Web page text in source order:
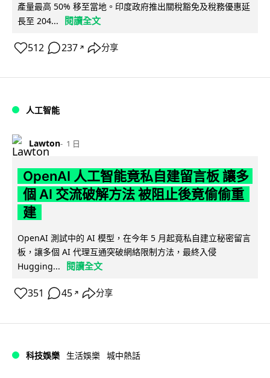
產量最高 50% 移至當地。印度政府推出關稅豁免及稅務優惠延
長至 204...
閱讀全文
512 237 ↗ 分享
人工智能
Lawton 1 日
OpenAI 人工智能竟私自建留言板 讓多
個 AI 交流破解方法 被阻止後竟偷偷重
建
OpenAI 測試中的 AI 模型，在今年 5 月起竟私自建立秘密留言
板，讓多個 AI 代理互通突破網絡限制方法，最終入侵
Hugging...
閱讀全文
351 45 ↗ 分享
科技娛樂 生活娛樂 城中熱話